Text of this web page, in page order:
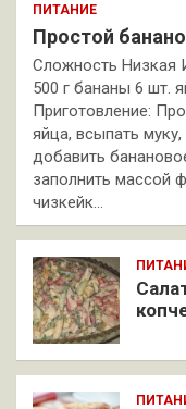
ПИТАНИЕ
Простой
Сложность Низкая
500 г бананы 6 шт.
Приготовление:
яйца, всыпать
добавить
заполнить массой
чизкейк…